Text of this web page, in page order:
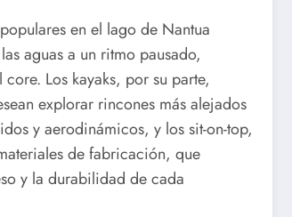
en el lago de Nantua
aguas a un ritmo pausado,
Los kayaks, por su parte,
explorar rincones más alejados
y aerodinámicos, y los sit-on-top,
de fabricación, que
y la durabilidad de cada